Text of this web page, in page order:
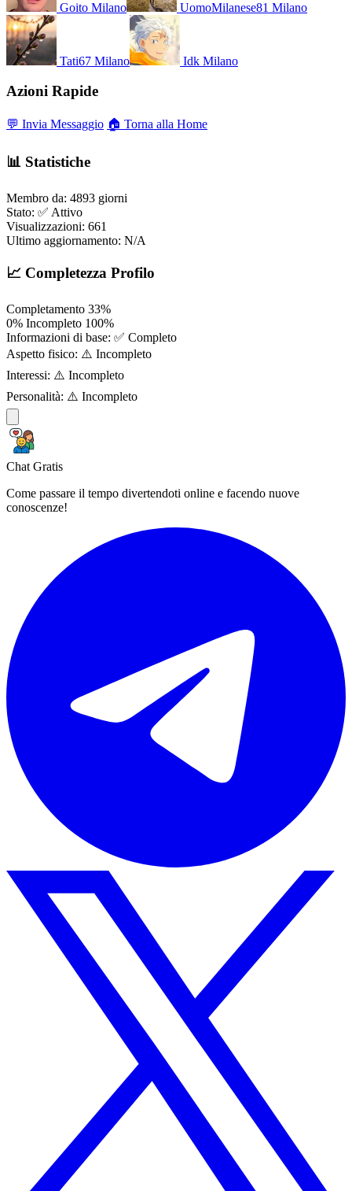
Goito Milano UomoMilanese81 Milano
Tati67 Milano Idk Milano
Azioni Rapide
💬 Invia Messaggio 🏠 Torna alla Home
📊 Statistiche
Membro da: 4893 giorni
Stato: ✅ Attivo
Visualizzazioni: 661
Ultimo aggiornamento: N/A
📈 Completezza Profilo
Completamento 33%
0% Incompleto 100%
Informazioni di base: ✅ Completo
Aspetto fisico: ⚠️ Incompleto
Interessi: ⚠️ Incompleto
Personalità: ⚠️ Incompleto
Chat Gratis
Come passare il tempo divertendoti online e facendo nuove
conoscenze!